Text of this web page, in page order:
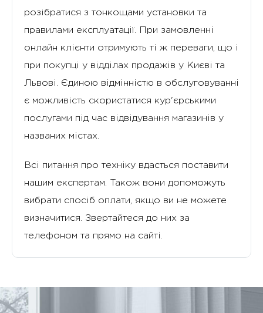
розібратися з тонкощами установки та
правилами експлуатації. При замовленні
онлайн клієнти отримують ті ж переваги, що і
при покупці у відділах продажів у Києві та
Львові. Єдиною відмінністю в обслуговуванні
є можливість скористатися кур'єрськими
послугами під час відвідування магазинів у
названих містах.
Всі питання про техніку вдасться поставити
нашим експертам. Також вони допоможуть
вибрати спосіб оплати, якщо ви не можете
визначитися. Звертайтеся до них за
телефоном та прямо на сайті.